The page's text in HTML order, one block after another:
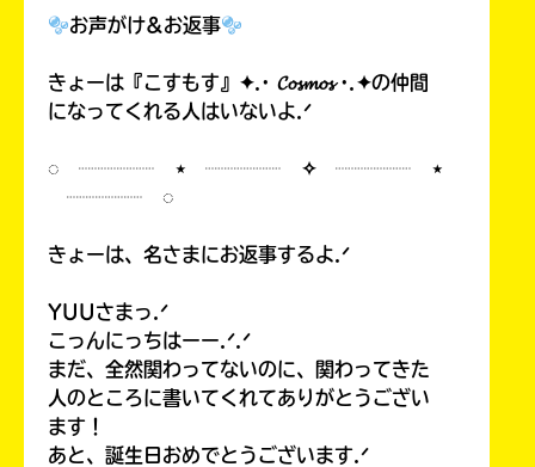
お声がけ&お返事
きょーは『こすもす』✦.· 𝓒𝓸𝓼𝓶𝓸𝓼 ·.✦の仲間
になってくれる人はいないよ.ᐟ
◌ ┈┈┈┈ ⋆ ┈┈┈┈ ✧ ┈┈┈┈ ⋆
┈┈┈┈ ◌
きょーは、名さまにお返事するよ.ᐟ
YUUさまっ.ᐟ
こっんにっちはーー.ᐟ.ᐟ
まだ、全然関わってないのに、関わってきた
人のところに書いてくれてありがとうござい
ます！
あと、誕生日おめでとうございます.ᐟ